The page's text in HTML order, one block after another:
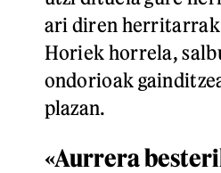
ari diren herritarrak
Horiek horrela,
ondorioak
plazan.
«Aurrera